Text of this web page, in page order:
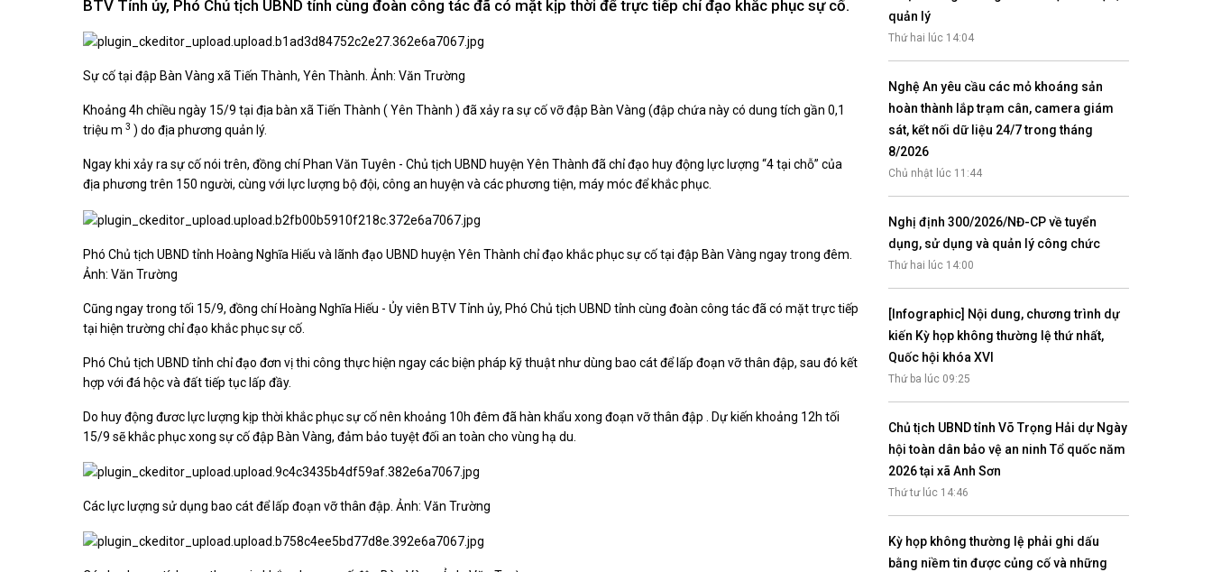
Kiến nghị của cử tri với Đoàn ĐBQH tỉnh
Thông báo chuyển đơn
Văn bản tổng hợp trả lời KNCT
Chủ trương, chính sách mới
Xây dựng nông thôn mới
Nhịp cầu đầu tư
NGHIÊN CỨU - TRAO ĐỔI
Kiến giải Nghệ An
NON NƯỚC, CON NGƯỜI XỨ NGHỆ
Non nước, con người xứ Nghệ
Thương hiệu xứ Nghệ
giải pháp phát triển
Ảnh đẹp xứ Nghệ
NHÌN RA TỈNH BẠN, XÃ BẠN
VĂN HỌC - NGHỆ THUẬT
Giai điệu quê hương
Đến với bài thơ hay
CUỘC SỐNG THƯỜNG NGÀY
Cuộc sống thường ngày
Quảng bá thương hiệu
Youtube ĐBND tỉnh Nghệ An
Cổng thông tin điện tử Quốc hội
Báo Đại biểu nhân dân
BTV Tỉnh ủy, Phó Chủ tịch UBND tỉnh cùng đoàn công tác đã có mặt kịp thời để trực tiếp chỉ đạo khắc phục sự cố.
Sự cố tại đập Bàn Vàng xã Tiến Thành, Yên Thành. Ảnh: Văn Trường
Khoảng 4h chiều ngày 15/9 tại địa bàn xã Tiến Thành ( Yên Thành ) đã xảy ra sự cố vỡ đập Bàn Vàng (đập chứa này có dung tích gần 0,1
triệu m 3 ) do địa phương quản lý.
Ngay khi xảy ra sự cố nói trên, đồng chí Phan Văn Tuyên - Chủ tịch UBND huyện Yên Thành đã chỉ đạo huy động lực lượng “4 tại chỗ” của
địa phương trên 150 người, cùng với lực lượng bộ đội, công an huyện và các phương tiện, máy móc để khắc phục.
Phó Chủ tịch UBND tỉnh Hoàng Nghĩa Hiếu và lãnh đạo UBND huyện Yên Thành chỉ đạo khắc phục sự cố tại đập Bàn Vàng ngay trong đêm.
Ảnh: Văn Trường
Cũng ngay trong tối 15/9, đồng chí Hoàng Nghĩa Hiếu - Ủy viên BTV Tỉnh ủy, Phó Chủ tịch UBND tỉnh cùng đoàn công tác đã có mặt trực tiếp
tại hiện trường chỉ đạo khắc phục sự cố.
Phó Chủ tịch UBND tỉnh chỉ đạo đơn vị thi công thực hiện ngay các biện pháp kỹ thuật như dùng bao cát để lấp đoạn vỡ thân đập, sau đó kết
hợp với đá hộc và đất tiếp tục lấp đầy.
Do huy động đươc lực lượng kịp thời khắc phục sự cố nên khoảng 10h đêm đã hàn khẩu xong đoạn vỡ thân đập
. Dự kiến khoảng 12h tối
15/9 sẽ khắc phục xong sự cố đập Bàn Vàng, đảm bảo tuyệt đối an toàn cho vùng hạ du.
Các lực lượng sử dụng bao cát để lấp đoạn vỡ thân đập. Ảnh: Văn Trường
quản lý
Thứ hai lúc 14:04
Nghệ An yêu cầu các mỏ khoáng sản
hoàn thành lắp trạm cân, camera giám
sát, kết nối dữ liệu 24/7 trong tháng
8/2026
Chủ nhật lúc 11:44
Nghị định 300/2026/NĐ-CP về tuyển
dụng, sử dụng và quản lý công chức
Thứ hai lúc 14:00
[Infographic] Nội dung, chương trình dự
kiến Kỳ họp không thường lệ thứ nhất,
Quốc hội khóa XVI
Thứ ba lúc 09:25
Chủ tịch UBND tỉnh Võ Trọng Hải dự Ngày
hội toàn dân bảo vệ an ninh Tổ quốc năm
2026 tại xã Anh Sơn
Thứ tư lúc 14:46
Kỳ họp không thường lệ phải ghi dấu
bằng niềm tin được củng cố và những